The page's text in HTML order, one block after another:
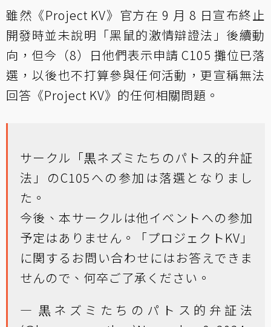
雖然《Project KV》官方在 9 月 8 日宣布終止
開發時並未說明「黑鼠的激情辯證法」後續動
向，但今（8）日他們表示申請 C105 攤位已落
選，以後也不打算參與任何活動，更宣稱無法
回答《Project KV》的任何相關問題。
サークル「黒ネズミたちのパトス的弁証
法」のC105への参加は落選となりまし
た。
今後、本サークルは他イベントへの参加
予定はありません。「プロジェクトKV」
に関するお問い合わせにはお答えできま
せんので、何卒ご了承ください。
— 黒ネズミたちのパトス的弁証法